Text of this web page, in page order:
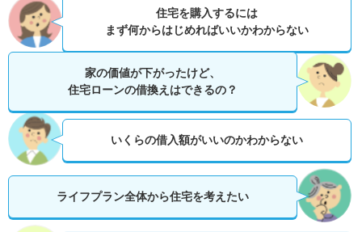
住宅を購入するには
まず何からはじめればいいかわからない
家の価値が下がったけど、
住宅ローンの借換えはできるの？
いくらの借入額がいいのかわからない
ライフプラン全体から住宅を考えたい